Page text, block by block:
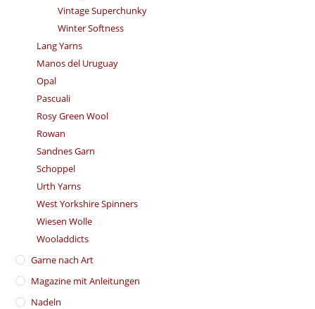
Vintage Superchunky
Winter Softness
Lang Yarns
Manos del Uruguay
Opal
Pascuali
Rosy Green Wool
Rowan
Sandnes Garn
Schoppel
Urth Yarns
West Yorkshire Spinners
Wiesen Wolle
Wooladdicts
Garne nach Art
Magazine mit Anleitungen
Nadeln